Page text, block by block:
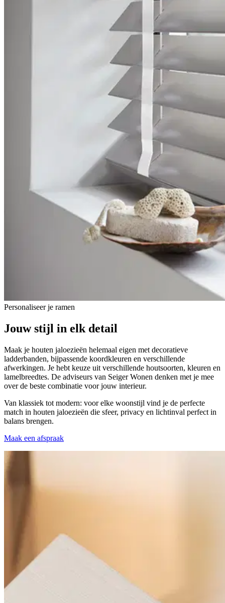
Personaliseer je ramen
Jouw stijl in elk detail
Maak je houten jaloezieën helemaal eigen met decoratieve
ladderbanden, bijpassende koordkleuren en verschillende
afwerkingen. Je hebt keuze uit verschillende houtsoorten, kleuren en
lamelbreedtes. De adviseurs van Seiger Wonen denken met je mee
over de beste combinatie voor jouw interieur.
Van klassiek tot modern: voor elke woonstijl vind je de perfecte
match in houten jaloezieën die sfeer, privacy en lichtinval perfect in
balans brengen.
Maak een afspraak